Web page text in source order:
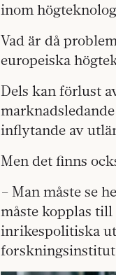
inom
Vad är då
europeiska
Dels kan förlust
inflytande av
Men det finns
– Man måste se
måste kopplas
inrikespolitiska